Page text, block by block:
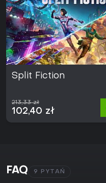
Split Fiction
213,33 zł
102,40 zł
FAQ 9 PYTAŃ